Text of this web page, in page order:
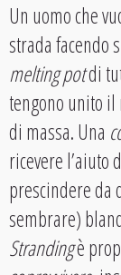
Un uomo che
strada facendo
melting potdi
tengono unito il
di massa. Una
ricevere l’aiuto
prescindere da
sembrare)
Strandingè